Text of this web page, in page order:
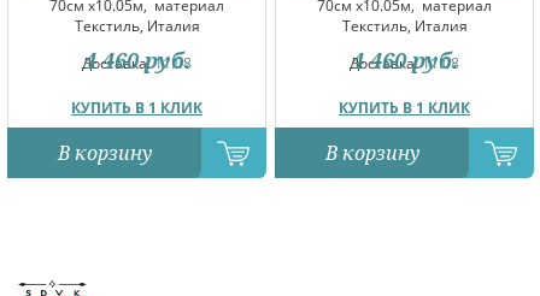
70см x10.05м, материал
Текстиль, Италия
Доставка:11.08
КУПИТЬ В 1 КЛИК
4 460 руб.
В корзину
70см x10.05м, материал
Текстиль, Италия
Доставка:11.08
КУПИТЬ В 1 КЛИК
4 460 руб.
В корзину